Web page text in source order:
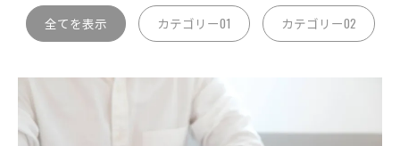
全てを表示 カテゴリー01 カテゴリー02